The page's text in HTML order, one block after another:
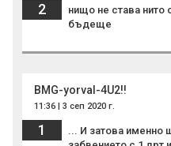
2
нищо не става нито
бъдеще
BMG-yorval-4U2!!
11:36 | 3 сеп 2020 г.
1
... И затова именно